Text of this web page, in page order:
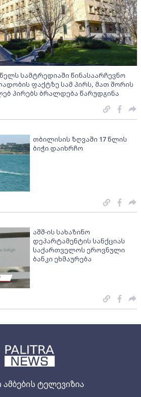
ტელევიზია
სამტრედიაში წინასაარჩევნო
ფაქტზე სამ პირს, მათ შორის
პირებს ბრალდება წარუდგინა
თბილისის ზღვაში 17 წლის
ბიჭი დაიხრჩო
აშშ-ის სახაზინო
დეპარტამენტის სანქციას
საქართველოს ეროვნული
ბანკი ეხმაურება